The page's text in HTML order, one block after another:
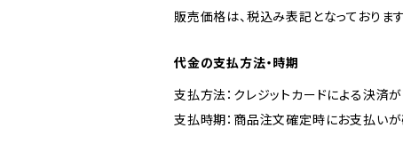
販売価格は、税込み表記となっております
代金の支払方法・時期
支払方法：クレジットカードによる決済
支払時期：商品注文確定時にお支払いが